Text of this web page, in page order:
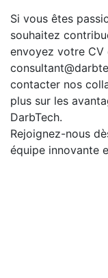
Si vous êtes
souhaitez
envoyez votre
contacter nos
plus sur les
DarbTech.
Rejoignez-nous
équipe innovante